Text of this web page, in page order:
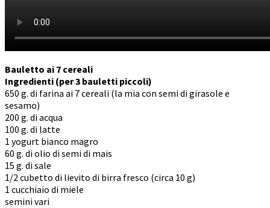
Bauletto ai 7 cereali
Ingredienti (per 3 bauletti piccoli)
650 g. di farina ai 7 cereali (la mia con semi di girasole e
sesamo)
200 g. di acqua
100 g. di latte
1 yogurt bianco magro
60 g. di olio di semi di mais
15 g. di sale
1/2 cubetto di lievito di birra fresco (circa 10 g)
1 cucchiaio di miele
semini vari